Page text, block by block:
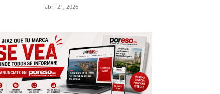
abril 21, 2026